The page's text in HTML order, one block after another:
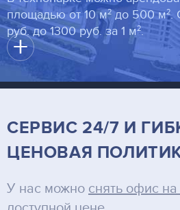
площадью от 10 м2до 500 м2.
руб. до 1300 руб. за 1 м2.
+
СЕРВИС 24/7 И
ЦЕНОВАЯ
У нас можно снять офис